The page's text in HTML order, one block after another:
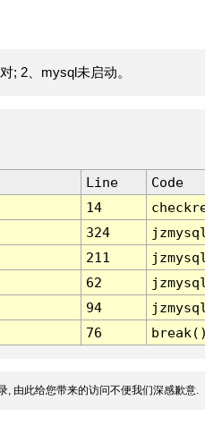
; 2、mysql未启动。
Line
Code
14
324
211
62
94
76 break()
, 由此给您带来的访问不便我们深感歉意.